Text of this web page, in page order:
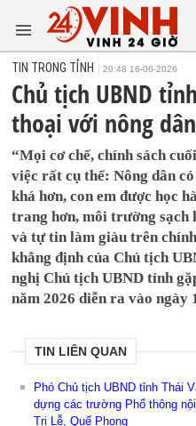
TIN TRONG TỈNH 20:48 16-06-2026
Chủ tịch UBND
thoại với nông
“Mọi cơ chế, chính sách
việc rất cụ thể: Nông dân
khá hơn, con em được học
trang hơn, môi trường sạch
và tự tin làm giàu trên
khẳng định của Chủ tịch
nghị Chủ tịch UBND tỉnh
năm 2026 diễn ra vào ngày
TIN LIÊN QUAN
Phó Chủ tịch UBND tỉnh Thái
dựng các trường Phổ thông
Tri Lễ, Quế Phong